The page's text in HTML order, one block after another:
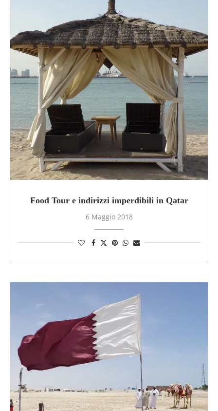
Food Tour e indirizzi imperdibili in Qatar
6 Maggio 2018